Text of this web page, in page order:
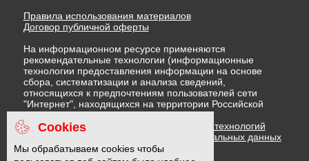
Правила использования материалов
Договор публичной оферты
На информационном ресурсе применяются
рекомендательные технологии (информационные
технологии предоставления информации на основе
сбора, систематизации и анализа сведений,
относящихся к предпочтениям пользователей сети
"Интернет", находящихся на территории Российской
Федерации)
Правила применения рекомендательных технологий
Политика в отношении обработки персональных данных
Политика обработки файлов cookie
Cookies
Мы обрабатываем cookies чтобы